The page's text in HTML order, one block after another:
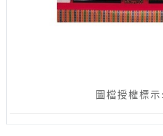
圖檔授權標示: